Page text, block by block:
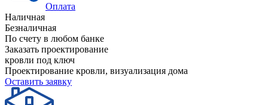
Оплата
Наличная
Безналичная
По счету в любом банке
Заказать проектирование
кровли под ключ
Проектирование кровли, визуализация дома
Оставить заявку